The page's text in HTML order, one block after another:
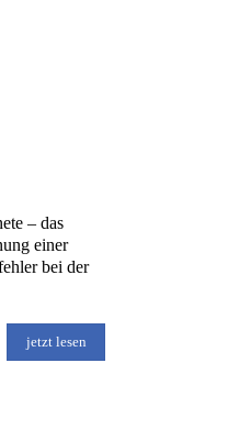
– das
einer
bei der
jetzt lesen